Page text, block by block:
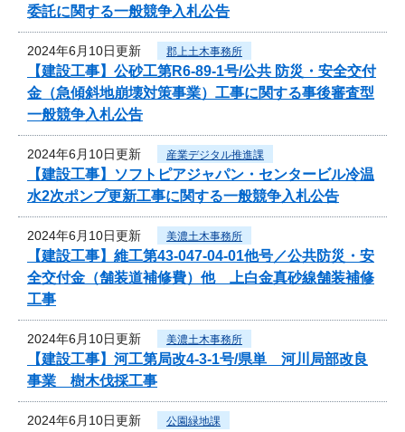
委託に関する一般競争入札公告
2024年6月10日更新 郡上土木事務所
【建設工事】公砂工第R6-89-1号/公共 防災・安全交付
金（急傾斜地崩壊対策事業）工事に関する事後審査型
一般競争入札公告
2024年6月10日更新 産業デジタル推進課
【建設工事】ソフトピアジャパン・センタービル冷温
水2次ポンプ更新工事に関する一般競争入札公告
2024年6月10日更新 美濃土木事務所
【建設工事】維工第43-047-04-01他号／公共防災・安
全交付金（舗装道補修費）他 上白金真砂線舗装補修
工事
2024年6月10日更新 美濃土木事務所
【建設工事】河工第局改4-3-1号/県単 河川局部改良
事業 樹木伐採工事
2024年6月10日更新 公園緑地課